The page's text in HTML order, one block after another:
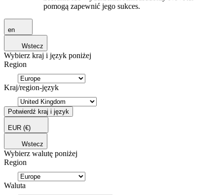
pomogą zapewnić jego sukces.
en
Wstecz
Wybierz kraj i język poniżej
Region
Kraj/region-język
Potwierdź kraj i język
EUR (€)
Wstecz
Wybierz walutę poniżej
Region
Waluta